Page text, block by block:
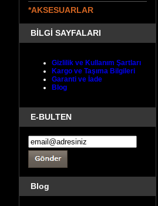
*AKSESUARLAR
BİLGİ SAYFALARI
Gizlilik ve Kullanım Şartları
Kargo ve Taşıma Bilgileri
Garanti ve İade
Blog
E-BULTEN
Blog